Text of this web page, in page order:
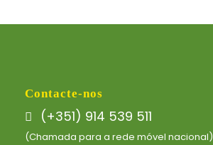
Contacte-nos
(+351) 914 539 511
(Chamada para a rede móvel nacional)